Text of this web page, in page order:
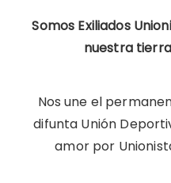
Somos Exiliados
nuestra
Nos une el
difunta Unión
amor por